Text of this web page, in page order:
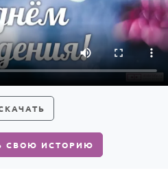
СВОЮ ИСТОРИЮ